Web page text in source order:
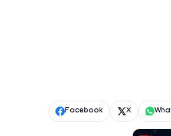
Facebook X